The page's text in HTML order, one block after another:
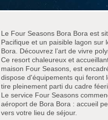
Le Four Seasons Bora Bora est
Pacifique et un paisible lagon sur
Bora. Découvrez l’art de vivre
Ce resort chaleureux et
maison Four Seasons, est
dispose d'équipements qui feront
tire pleinement parti du cadre
Le service Four Seasons
aéroport de Bora Bora : accueil
vers votre lieu de séjour.